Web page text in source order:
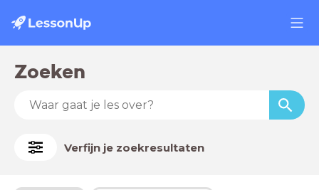
Zoeken
Verfijn je zoekresultaten